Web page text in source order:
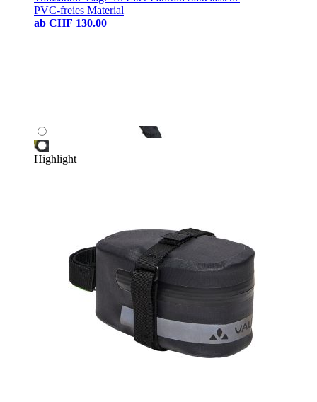
PVC-freies Material
ab CHF 130.00
Highlight